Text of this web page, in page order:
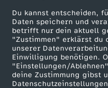
Du kannst entscheiden,
Daten speichern und
betrifft nur dein aktuell
"Zustimmen" erklärst du
unserer
Einwilligung benötigen.
"Einstellungen/
deine Zustimmung gibst
ZDF goes Schule
Werbefernsehen
Mainzelmännchen